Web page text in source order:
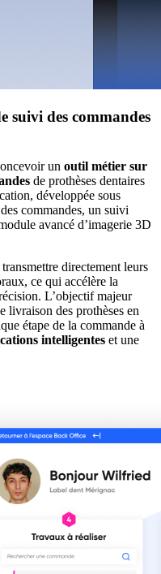
suivi des commandes
un outil métier sur
de prothèses dentaires
développée sous
commandes, un suivi
avancé d’imagerie 3D
directement leurs
ce qui accélère la
L’objectif majeur
livraison des prothèses en
étape de la commande à
intelligentes et une